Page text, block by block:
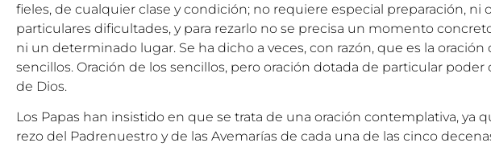
fieles, de cualquier clase y condición; no requiere especial preparación, ni
particulares dificultades, y para rezarlo no se precisa un momento
ni un determinado lugar. Se ha dicho a veces, con razón, que es la oración
sencillos. Oración de los sencillos, pero oración dotada de particular poder
de Dios.
Los Papas han insistido en que se trata de una oración contemplativa, ya
rezo del Padrenuestro y de las Avemarías de cada una de las cinco